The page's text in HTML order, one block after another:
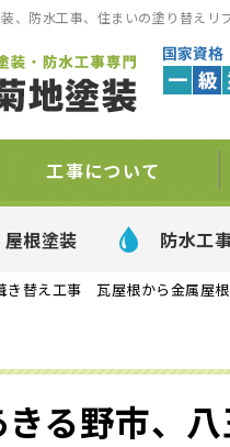
、防水工事、住まいの塗り替え
工事について
屋根塗装 防水工
き替え工事 瓦屋根から金属
る野市、